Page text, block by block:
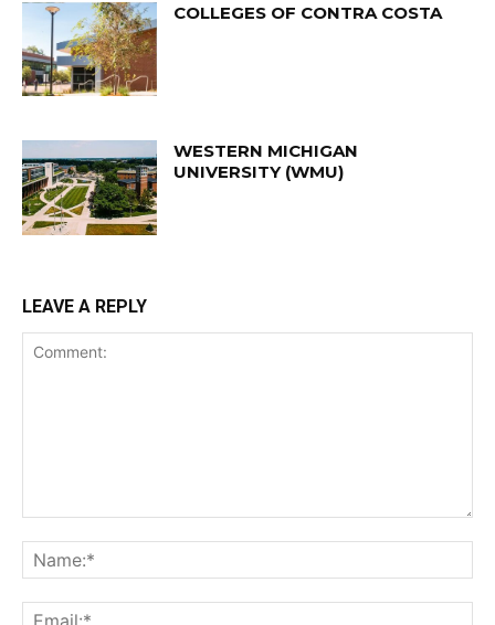
COLLEGES OF CONTRA COSTA
WESTERN MICHIGAN
UNIVERSITY (WMU)
LEAVE A REPLY